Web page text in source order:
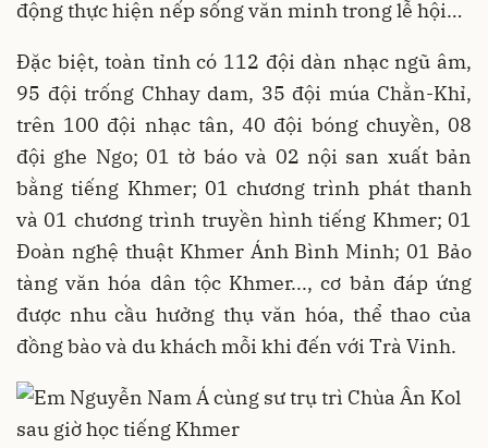
động thực hiện nếp sống văn minh trong lễ hội…
Đặc biệt, toàn tỉnh có 112 đội dàn nhạc ngũ âm,
95 đội trống Chhay dam, 35 đội múa Chằn-Khỉ,
trên 100 đội nhạc tân, 40 đội bóng chuyền, 08
đội ghe Ngo; 01 tờ báo và 02 nội san xuất bản
bằng tiếng Khmer; 01 chương trình phát thanh
và 01 chương trình truyền hình tiếng Khmer; 01
Đoàn nghệ thuật Khmer Ánh Bình Minh; 01 Bảo
tàng văn hóa dân tộc Khmer..., cơ bản đáp ứng
được nhu cầu hưởng thụ văn hóa, thể thao của
đồng bào và du khách mỗi khi đến với Trà Vinh.